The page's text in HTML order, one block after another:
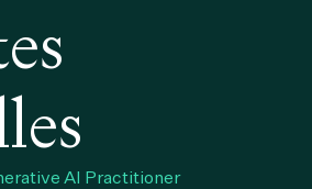
AI Practitioner